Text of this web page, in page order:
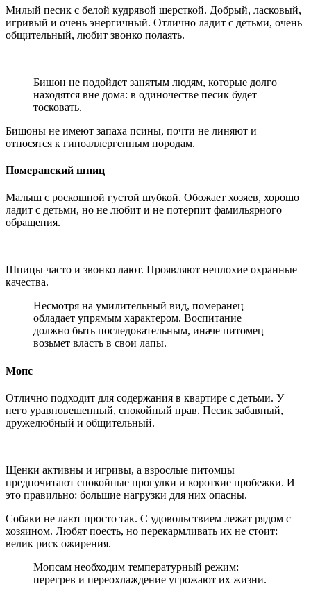
Милый песик с белой кудрявой шерсткой. Добрый, ласковый,
игривый и очень энергичный. Отлично ладит с детьми, очень
общительный, любит звонко полаять.
Бишон не подойдет занятым людям, которые долго
находятся вне дома: в одиночестве песик будет
тосковать.
Бишоны не имеют запаха псины, почти не линяют и
относятся к гипоаллергенным породам.
Померанский шпиц
Малыш с роскошной густой шубкой. Обожает хозяев, хорошо
ладит с детьми, но не любит и не потерпит фамильярного
обращения.
Шпицы часто и звонко лают. Проявляют неплохие охранные
качества.
Несмотря на умилительный вид, померанец
обладает упрямым характером. Воспитание
должно быть последовательным, иначе питомец
возьмет власть в свои лапы.
Мопс
Отлично подходит для содержания в квартире с детьми. У
него уравновешенный, спокойный нрав. Песик забавный,
дружелюбный и общительный.
Щенки активны и игривы, а взрослые питомцы
предпочитают спокойные прогулки и короткие пробежки. И
это правильно: большие нагрузки для них опасны.
Собаки не лают просто так. С удовольствием лежат рядом с
хозяином. Любят поесть, но перекармливать их не стоит:
велик риск ожирения.
Мопсам необходим температурный режим:
перегрев и переохлаждение угрожают их жизни.